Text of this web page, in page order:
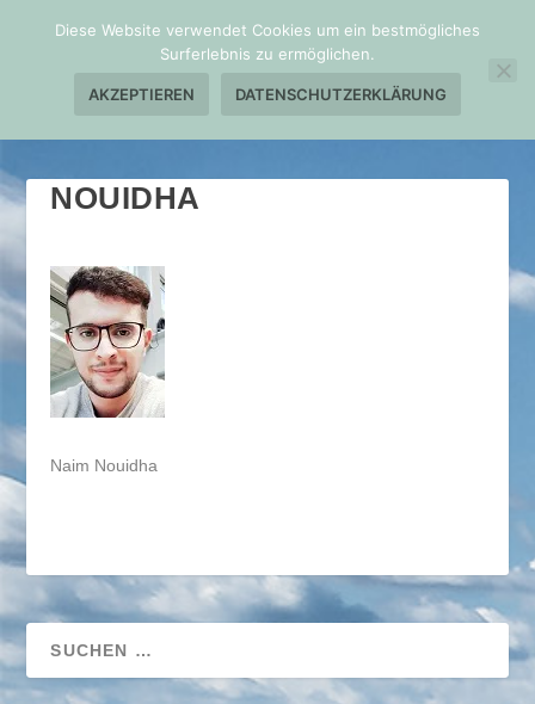
NOUIDHA
Naim Nouidha
Diese Website verwendet Cookies um ein bestmögliches
Surferlebnis zu ermöglichen.
AKZEPTIEREN DATENSCHUTZERKLÄRUNG